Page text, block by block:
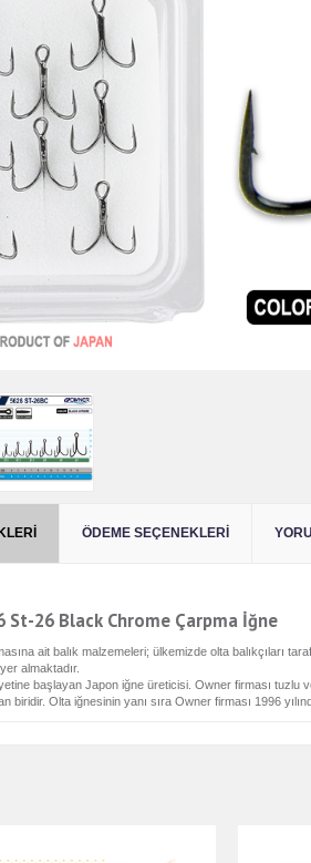
ÖDEME SEÇENEKLERI
St-26 Black Chrome Çarpma İğne
ait balık malzemeleri; ülkemizde olta balıkçıları
almaktadır.
başlayan Japon iğne üreticisi. Owner firması
biridir. Olta iğnesinin yanı sıra Owner firması 1996